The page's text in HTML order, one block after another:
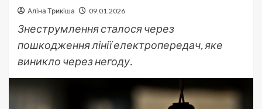
Аліна Трикіша 09.01.2026
Знеструмлення сталося через
пошкодження лінії електропередач, яке
виникло через негоду.